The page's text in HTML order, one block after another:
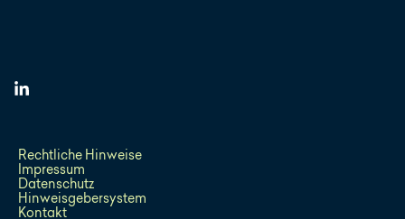
Rechtliche Hinweise
Impressum
Datenschutz
Hinweisgebersystem
Kontakt